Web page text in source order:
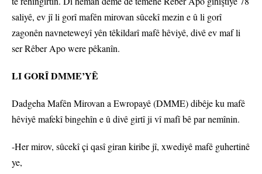
saliyê, ev jî li gorî mafên mirovan sûcekî mezin e û li gorî
zagonên navneteweyî yên têkildarî mafê hêviyê, divê ev maf li
ser Rêber Apo were pêkanîn.
LI GORÎ DMME’YÊ
Dadgeha Mafên Mirovan a Ewropayê (DMME) dibêje ku mafê
hêviyê mafekî bingehîn e û divê girtî ji vî mafî bê par nemînin.
-Her mirov, sûcekî çi qasî giran kiribe jî, xwediyê mafê guhertinê
ye,